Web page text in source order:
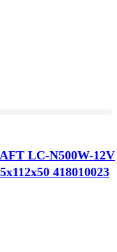
LC-N500W-12V
418010023